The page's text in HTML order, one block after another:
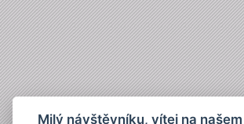
Milý návštěvníku, vítej na